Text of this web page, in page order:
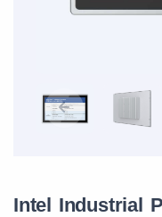
Intel Industrial